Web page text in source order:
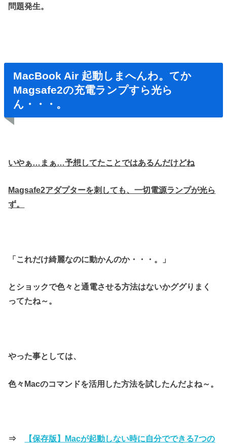
問題発生。
MacBook Air 起動しまへんわ。てか
Magsafe2の充電ランプすら光ら
ん・・・。
いやぁ…まぁ…予想してたことではあるんだけどね
Magsafe2アダプターを刺しても、一切電源ランプが光ら
ず。
「これだけ綺麗なのに動かんのか・・・。」
とショックで色々と通電させる方法はないかググりまく
ってたね～。
やった事としては、
色々Macのコマンドを活用した方法を試したんだよね～。
⇒
【保存版】Macが起動しない時に自分でできる7つの